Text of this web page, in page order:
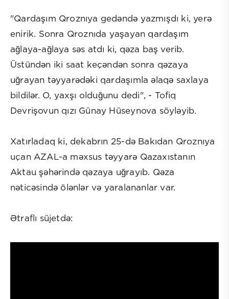
"Qardaşım Qroznıya gedəndə yazmışdı ki, yerə
enirik. Sonra Qroznıda yaşayan qardaşım
ağlaya-ağlaya səs atdı ki, qəza baş verib.
Üstündən iki saat keçəndən sonra qəzaya
uğrayan təyyarədəki qardaşımla əlaqə saxlaya
bildilər. O, yaxşı olduğunu dedi", - Tofiq
Devrişovun qızı Günay Hüseynova söyləyib.
Xatırladaq ki, dekabrın 25-də Bakıdan Qroznıya
uçan AZAL-a məxsus təyyarə Qazaxıstanın
Aktau şəhərində qəzaya uğrayıb. Qəza
nəticəsində ölənlər və yaralananlar var.
Ətraflı süjetdə: